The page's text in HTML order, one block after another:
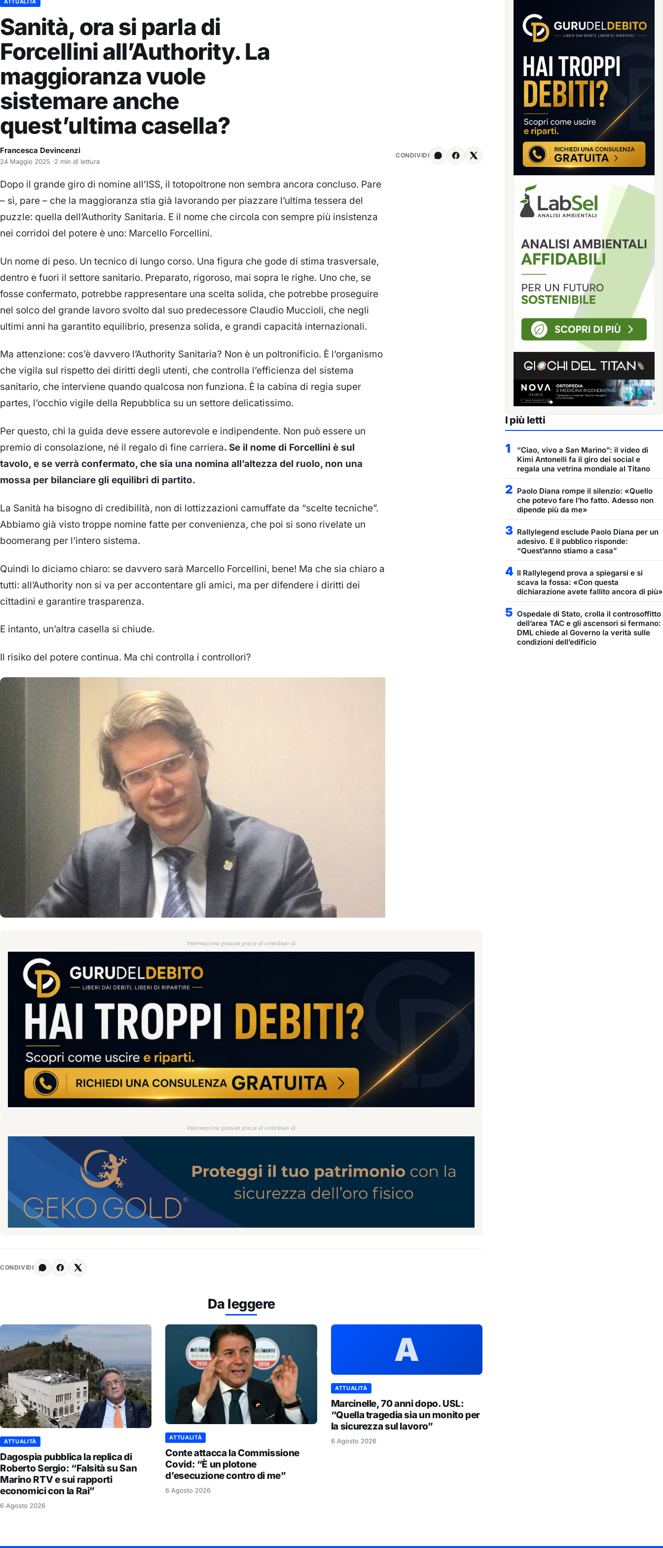
ATTUALITÀ
Sanità, ora si parla di
Forcellini all’Authority. La
maggioranza vuole
sistemare anche
quest’ultima casella?
Francesca Devincenzi
24 Maggio 2025 ·2 min di lettura
CONDIVIDI
Dopo il grande giro di nomine all’ISS, il totopoltrone non sembra ancora concluso. Pare
– sì, pare – che la maggioranza stia già lavorando per piazzare l’ultima tessera del
puzzle: quella dell’Authority Sanitaria. E il nome che circola con sempre più insistenza
nei corridoi del potere è uno: Marcello Forcellini.
Un nome di peso. Un tecnico di lungo corso. Una figura che gode di stima trasversale,
dentro e fuori il settore sanitario. Preparato, rigoroso, mai sopra le righe. Uno che, se
fosse confermato, potrebbe rappresentare una scelta solida, che potrebbe proseguire
nel solco del grande lavoro svolto dal suo predecessore Claudio Muccioli, che negli
ultimi anni ha garantito equilibrio, presenza solida, e grandi capacità internazionali.
Ma attenzione: cos’è davvero l’Authority Sanitaria? Non è un poltronificio. È l’organismo
che vigila sul rispetto dei diritti degli utenti, che controlla l’efficienza del sistema
sanitario, che interviene quando qualcosa non funziona. È la cabina di regia super
partes, l’occhio vigile della Repubblica su un settore delicatissimo.
Per questo, chi la guida deve essere autorevole e indipendente. Non può essere un
premio di consolazione, né il regalo di fine carriera. Se il nome di Forcellini è sul
tavolo, e se verrà confermato, che sia una nomina all’altezza del ruolo, non una
mossa per bilanciare gli equilibri di partito.
La Sanità ha bisogno di credibilità, non di lottizzazioni camuffate da “scelte tecniche”.
Abbiamo già visto troppe nomine fatte per convenienza, che poi si sono rivelate un
boomerang per l’intero sistema.
Quindi lo diciamo chiaro: se davvero sarà Marcello Forcellini, bene! Ma che sia chiaro a
tutti: all’Authority non si va per accontentare gli amici, ma per difendere i diritti dei
cittadini e garantire trasparenza.
E intanto, un’altra casella si chiude.
Il risiko del potere continua. Ma chi controlla i controllori?
Informazione gratuita grazie al contributo di
Informazione gratuita grazie al contributo di
CONDIVIDI
Da leggere
ATTUALITÀ
Dagospia pubblica la replica di
Roberto Sergio: “Falsità su San
Marino RTV e sui rapporti
economici con la Rai”
6 Agosto 2026
ATTUALITÀ
Conte attacca la Commissione
Covid: “È un plotone
d’esecuzione contro di me”
6 Agosto 2026
A
ATTUALITÀ
Marcinelle, 70 anni dopo. USL:
“Quella tragedia sia un monito per
la sicurezza sul lavoro”
6 Agosto 2026
I più letti
1
“Ciao, vivo a San Marino”: il video di
Kimi Antonelli fa il giro dei social e
regala una vetrina mondiale al Titano
2 Paolo Diana rompe il silenzio: «Quello
che potevo fare l’ho fatto. Adesso non
dipende più da me»
3 Rallylegend esclude Paolo Diana per un
adesivo. E il pubblico risponde:
“Quest’anno stiamo a casa”
4 Il Rallylegend prova a spiegarsi e si
scava la fossa: «Con questa
dichiarazione avete fallito ancora di più»
5 Ospedale di Stato, crolla il controsoffitto
dell’area TAC e gli ascensori si fermano:
DML chiede al Governo la verità sulle
condizioni dell’edificio